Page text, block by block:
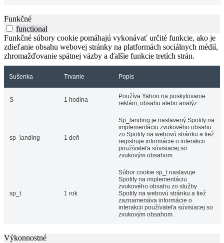
Funkčné
functional
Funkčné súbory cookie pomáhajú vykonávať určité funkcie, ako je
zdieľanie obsahu webovej stránky na platformách sociálnych médií,
zhromažďovanie spätnej väzby a ďalšie funkcie tretích strán.
Sušenka Trvanie Popis
S 1 hodina
Používa Yahoo na poskytovanie
reklám, obsahu alebo analýz.
sp_landing 1 deň
Sp_landing je nastavený Spotify na
implementáciu zvukového obsahu
zo Spotify na webovú stránku a tiež
registruje informácie o interakcii
používateľa súvisiacej so
zvukovým obsahom.
sp_t 1 rok
Súbor cookie sp_t nastavuje
Spotify na implementáciu
zvukového obsahu zo služby
Spotify na webovú stránku a tiež
zaznamenáva informácie o
interakcii používateľa súvisiacej so
zvukovým obsahom.
Výkonnostné